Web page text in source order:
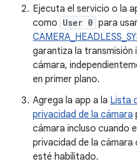
Ejecuta el servicio o la
como User 0 para
garantiza la transmisión
cámara,
en primer plano.
Agrega la app a la Lista
privacidad de la cámara
cámara incluso cuando
privacidad de la
esté habilitado.